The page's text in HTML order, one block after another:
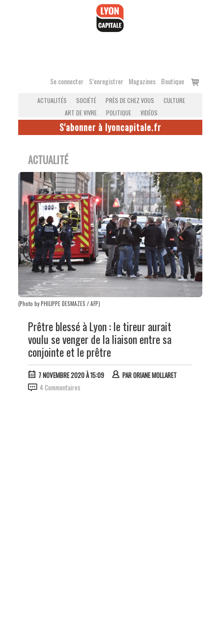
Se connecter S’enregistrer Magazines Boutique
Voir
ACTUALITÉS SOCIÉTÉ PRÈS DE CHEZ VOUS
CULTURE
ART DE VIVRE
POLITIQUE VIDÉOS
S'abonner à lyoncapitale.fr
ACTUALITÉ
(Photo by PHILIPPE DESMAZES / AFP)
Prêtre blessé à Lyon : le tireur aurait
voulu se venger de la liaison entre sa
conjointe et le prêtre
7 NOVEMBRE 2020 À 15:09 PARORIANE MOLLARET
4 Commentaires